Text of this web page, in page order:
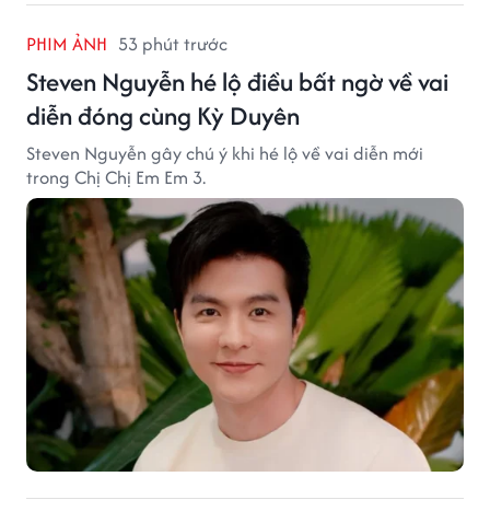
PHIM ẢNH 53 phút trước
Steven Nguyễn hé lộ điều bất ngờ về vai
diễn đóng cùng Kỳ Duyên
Steven Nguyễn gây chú ý khi hé lộ về vai diễn mới
trong Chị Chị Em Em 3.